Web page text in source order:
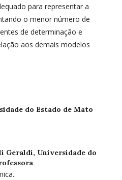
para representar a
o menor número de
de determinação e
aos demais modelos
do Estado de Mato
Geraldi, Universidade do